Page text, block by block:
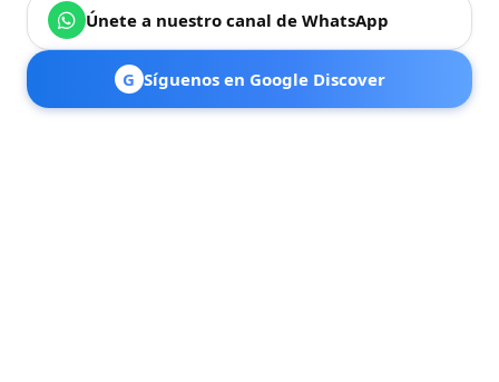
Únete a nuestro canal de WhatsApp
G Síguenos en Google Discover